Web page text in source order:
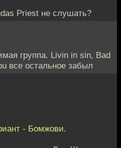
Priest не слушать?
группа. Livin in sin, Bad
все остальное забыл
- Бомжови.